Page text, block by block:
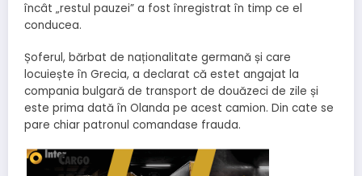
încât „restul pauzei” a fost înregistrat în timp ce el
conducea.
Șoferul, bărbat de naționalitate germană și care
locuiește în Grecia, a declarat că estet angajat la
compania bulgară de transport de douăzeci de zile și
este prima dată în Olanda pe acest camion. Din cate se
pare chiar patronul comandase frauda.